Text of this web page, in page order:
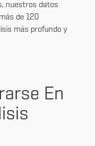
nuestros datos
de 120
más profundo y
En